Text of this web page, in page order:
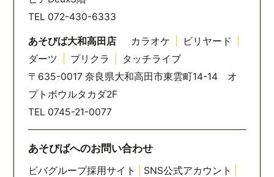
TEL 072-430-6333
あそびば大和高田店 カラオケ ビリヤード
ダーツ
プリクラ
タッチライブ
〒635-0017 奈良県大和高田市東雲町14-14 オ
プトボウルタカダ2F
TEL 0745-21-0077
あそびばへのお問い合わせ
ビバグループ採用サイト SNS公式アカウント